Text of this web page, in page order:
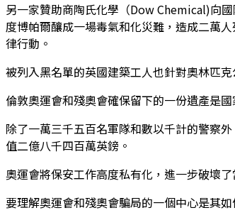
另一家贊助商陶氏化學（Dow Chemical)向
度博帕爾釀成一場毒氣和化災難，造成二萬
律行動。
被列入黑名單的英國建築工人也針對奧林匹
倫敦奧運會和殘奧會確保留下的一份遺產是
除了一萬三千五百名軍隊和數以千計的警察
值二億八千四百萬英鎊。
奧運會將保安工作高度私有化，進一步破壞了
要理解奧運會和殘奧會騙局的一個中心是其